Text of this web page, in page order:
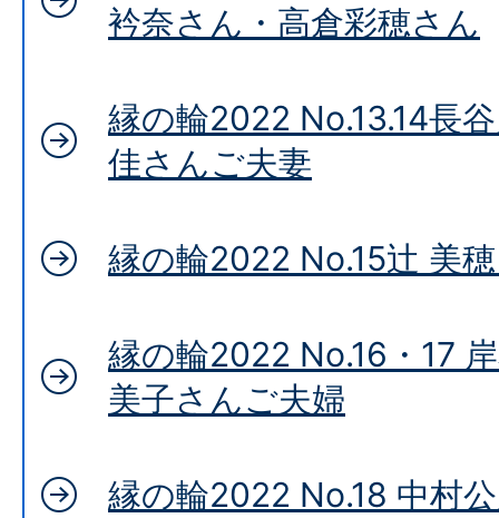
衿奈さん・高倉彩穂さん
縁の輪2022 No.13.14長
佳さんご夫妻
縁の輪2022 No.15辻 美
縁の輪2022 No.16・17
美子さんご夫婦
縁の輪2022 No.18 中村